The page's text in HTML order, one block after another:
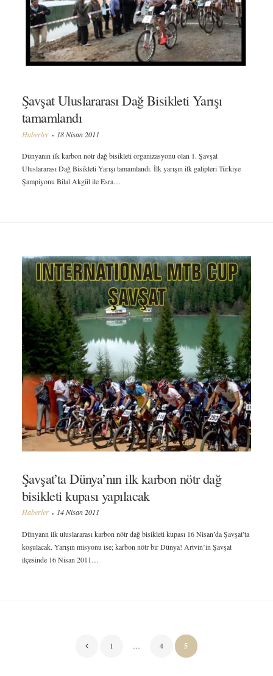
Şavşat Uluslararası Dağ Bisikleti Yarışı
tamamlandı
Haberler 18 Nisan 2011
Dünyanın ilk karbon nötr dağ bisikleti organizasyonu olan 1. Şavşat
Uluslararası Dağ Bisikleti Yarışı tamamlandı. İlk yarışın ilk galipleri Türkiye
Şampiyonu Bilal Akgül ile Esra…
Şavşat’ta Dünya’nın ilk karbon nötr dağ
bisikleti kupası yapılacak
Haberler 14 Nisan 2011
Dünyann ilk uluslararası karbon nötr dağ bisikleti kupası 16 Nisan’da Şavşat’ta
koşulacak. Yarışın misyonu ise; karbon nötr bir Dünya! Artvin’in Şavşat
ilçesinde 16 Nisan 2011…
1 … 4 5